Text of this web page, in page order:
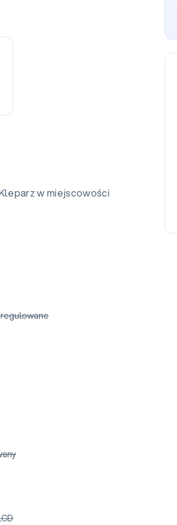
w miejscowości